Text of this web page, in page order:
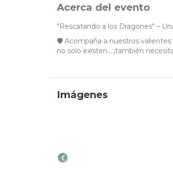
Acerca del evento
"Rescatando a los Dragones" –
🛡️ Acompaña a nuestros
no solo existen… ¡también
Imágenes